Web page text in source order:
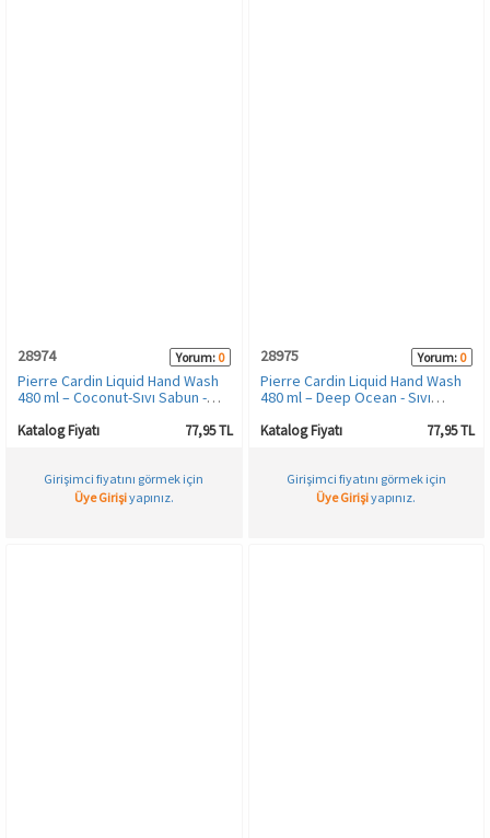
28974 Yorum: 0
Pierre Cardin Liquid Hand Wash
480 ml – Coconut-Sıvı Sabun -
Katalog Fiyatı 77,95 TL
Girişimci fiyatını görmek için
Üye Girişiyapınız.
28975 Yorum: 0
Pierre Cardin Liquid Hand Wash
480 ml – Deep Ocean - Sıvı
Katalog Fiyatı 77,95 TL
Girişimci fiyatını görmek için
Üye Girişiyapınız.